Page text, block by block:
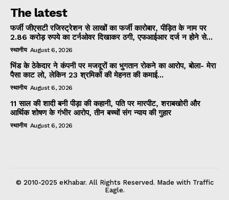
The latest
फर्जी जीएसटी रजिस्ट्रेशन से लाखों का फर्जी कारोबार, पीड़ित के नाम पर
2.86 करोड़ रुपये का टर्नओवर दिखाकर ठगी, एफआईआर दर्ज न होने से...
स्थानीय August 6, 2026
भिंड के ठेकेदार ने कंपनी पर मजदूरों का भुगतान रोकने का आरोप, बोला- मेरा
पैसा काट लो, लेकिन 23 श्रमिकों की मेहनत की कमाई...
स्थानीय August 6, 2026
11 साल की शादी बनी पीड़ा की कहानी, पति पर मारपीट, शराबखोरी और
आर्थिक शोषण के गंभीर आरोप, तीन बच्चों संग न्याय की गुहार
स्थानीय August 6, 2026
© 2010-2025 eKhabar. All Rights Reserved. Made with Traffic
Eagle.